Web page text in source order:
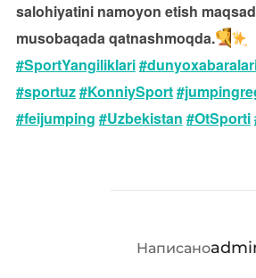
salohiyatini namoyon etish
musobaqada qatnashmoqda.
#SportYangiliklari
#sportuz#KonniySport
#feijumping #Uzbekistan #OtSporti
АВТОР
Написано